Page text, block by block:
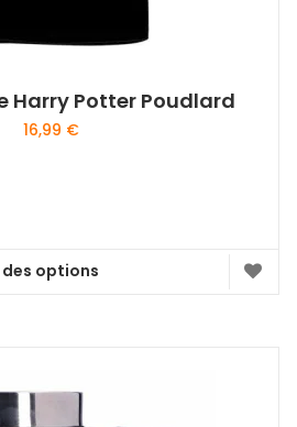
Harry Potter Poudlard
16,99 €
des options
Ce
variations.